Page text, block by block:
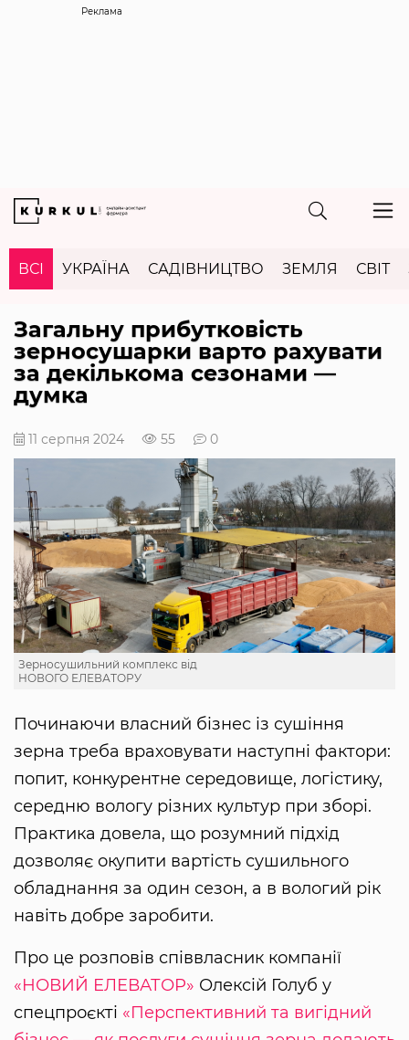
Реклама
ВСІ УКРАЇНА САДІВНИЦТВО ЗЕМЛЯ СВІТ
Загальну прибутковість
зерносушарки варто рахувати
за декількома сезонами —
думка
11 серпня 2024 55 0
Зерносушильний комплекс від
НОВОГО ЕЛЕВАТОРУ
Починаючи власний бізнес із сушіння
зерна треба враховувати наступні фактори:
попит, конкурентне середовище, логістику,
середню вологу різних культур при зборі.
Практика довела, що розумний підхід
дозволяє окупити вартість сушильного
обладнання за один сезон, а в вологий рік
навіть добре заробити.
Про це розповів співвласник компанії
«НОВИЙ ЕЛЕВАТОР» Олексій Голуб у
спецпроєкті «Перспективний та вигідний